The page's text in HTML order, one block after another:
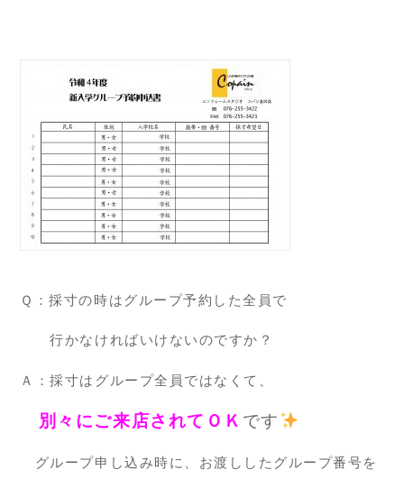
Ｑ：採寸の時はグループ予約した全員で
行かなければいけないのですか？
Ａ：採寸はグループ全員ではなくて、
別々にご来店されてＯＫ です
グループ申し込み時に、お渡ししたグループ番号を